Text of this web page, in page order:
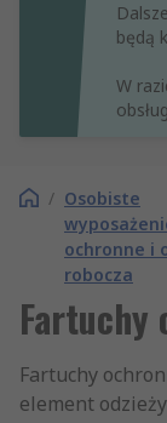
będą
W
/ Osobiste
ochronne i
robocza
Fartuchy
Fartuchy
element